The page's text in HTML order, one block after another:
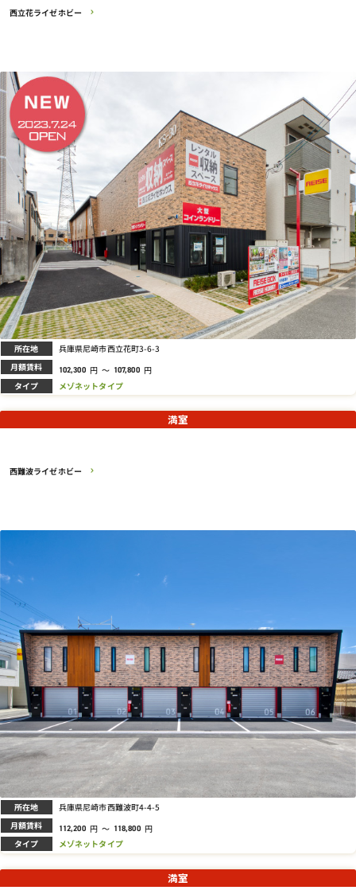
西立花ライゼホビー
所在地 兵庫県尼崎市西立花町3-6-3
月額賃料 102,300 円 ～ 107,800 円
タイプ メゾネットタイプ
西難波ライゼホビー
満室
所在地 兵庫県尼崎市西難波町4-4-5
月額賃料 112,200 円 ～ 118,800 円
タイプ メゾネットタイプ
満室